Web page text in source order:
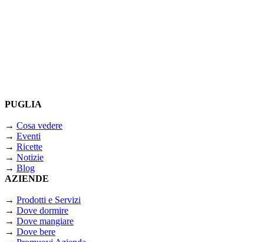
PUGLIA
→ Cosa vedere
→ Eventi
→ Ricette
→ Notizie
→ Blog
AZIENDE
→ Prodotti e Servizi
→ Dove dormire
→ Dove mangiare
→ Dove bere